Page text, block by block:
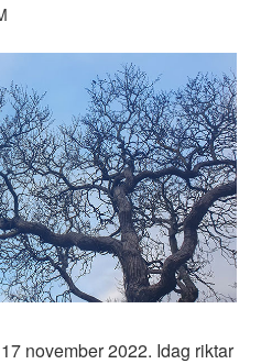
november 2022. Idag riktar